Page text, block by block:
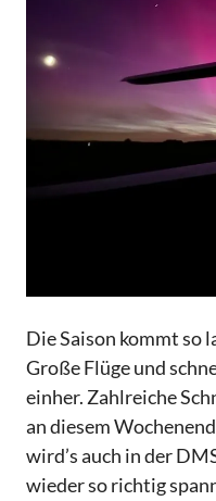
Die Saison kommt so
Große Flüge und
einher. Zahlreiche
an diesem
wird’s auch in der
wieder so richtig